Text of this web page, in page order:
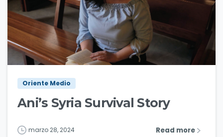
Oriente Medio
Ani’s Syria Survival Story
marzo 28, 2024 Read more